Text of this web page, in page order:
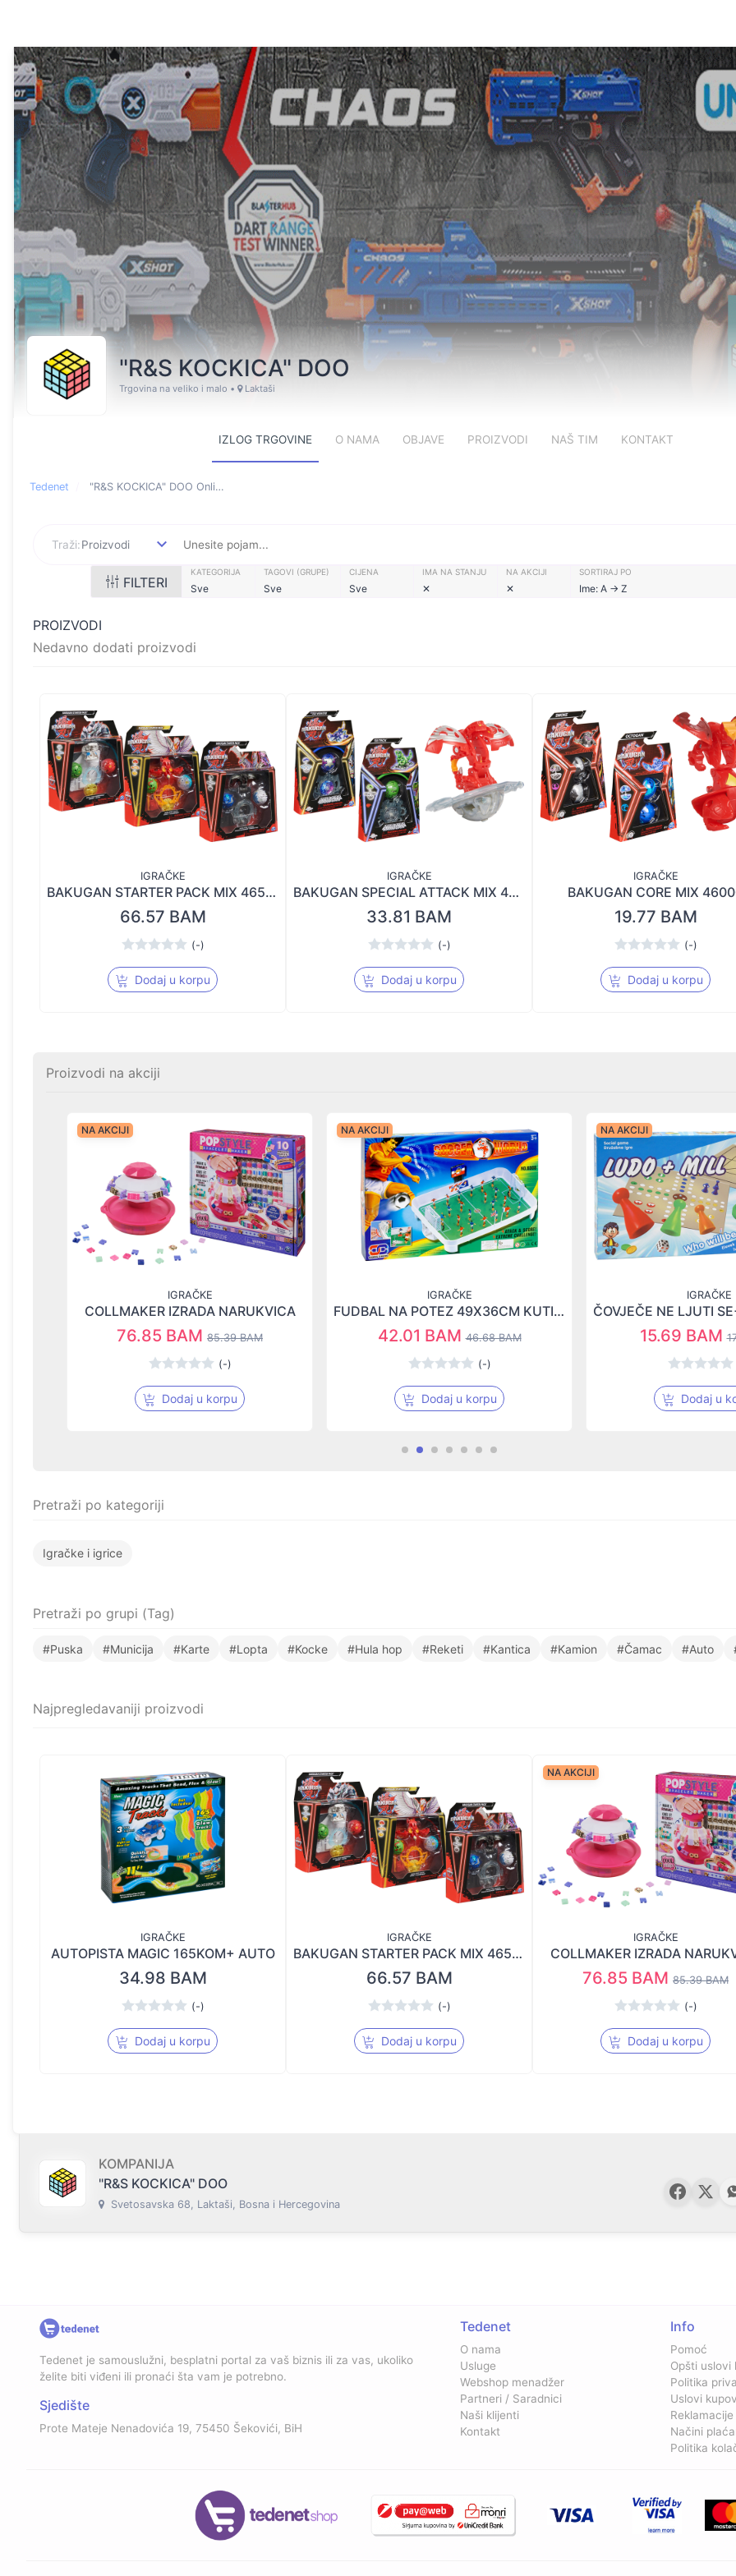
"R&S KOCKICA" DOO
Trgovina na veliko i malo • Laktaši
IZLOG TRGOVINE O NAMA OBJAVE PROIZVODI NAŠ TIM KONTAKT
Tedenet "R&S KOCKICA" DOO Online trgovina
Online store featuring products and services from "R&S
Traži:Proizvodi
FILTERI
KATEGORIJA
Sve
TAGOVI (GRUPE)
Sve
CIJENA
Sve
IMA NA STANJU
✕
NA AKCIJI
✕
SORTIRAJ PO
Ime: A -> Z
PROIZVODI
Nedavno dodati proizvodi
IGRAČKE
BAKUGAN STARTER PACK MIX 46565
66.57 BAM
(-)
Dodaj u korpu
IGRAČKE
BAKUGAN SPECIAL ATTACK MIX 45959
33.81 BAM
(-)
Dodaj u korpu
IGRAČKE
BAKUGAN CORE MIX
19.77 BAM
(-)
Dodaj u korpu
Proizvodi na akciji
NA AKCIJI
IGRAČKE
COLLMAKER IZRADA NARUKVICA
76.85 BAM 85.39 BAM
(-)
Dodaj u korpu
NA AKCIJI
IGRAČKE
FUDBAL NA POTEZ 49X36CM KUTIJA 911531
42.01 BAM 46.68 BAM
(-)
Dodaj u korpu
NA AKCIJI
IGRAČKE
15.69 BAM
Dodaj u
Pretraži po kategoriji
Igračke i igrice
Pretraži po grupi (Tag)
#Puska #Municija #Karte #Lopta #Kocke #Hula hop #Reketi #Kantica #Kamion #Čamac #Auto
Najpregledavaniji proizvodi
IGRAČKE
AUTOPISTA MAGIC 165KOM+ AUTO
34.98 BAM
(-)
Dodaj u korpu
IGRAČKE
BAKUGAN STARTER PACK MIX 46565
66.57 BAM
(-)
Dodaj u korpu
NA AKCIJI
IGRAČKE
COLLMAKER IZRADA
76.85 BAM 85.39 BAM
(-)
Dodaj u korpu
KOMPANIJA
"R&S KOCKICA" DOO
Svetosavska 68, Laktaši, Bosna i Hercegovina
Tedenet je samouslužni, besplatni portal za vaš biznis ili za vas, ukoliko
želite biti viđeni ili pronaći šta vam je potrebno.
Sjedište
Prote Mateje Nenadovića 19, 75450 Šekovići, BiH
Tedenet
O nama
Usluge
Webshop menadžer
Partneri / Saradnici
Naši klijenti
Kontakt
Info
Pomoć
Opšti uslovi
Politika
Uslovi
Reklamacije
Načini
Politika